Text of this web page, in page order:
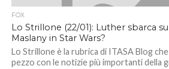
FOX
Lo Strillone (22/01): Luther sbarca
Maslany in Star Wars?
Lo Strillone è la rubrica di ITASA Blog
pezzo con le notizie più importanti della